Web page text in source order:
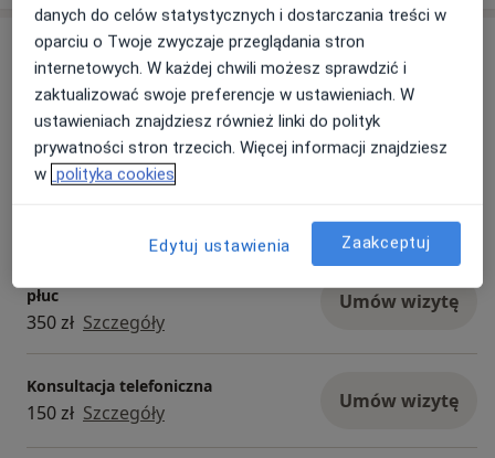
Usługi i ceny
Konsultacja lekarza rodzinnego
200 zł Szczegóły Umów wizytę
Konsultacja pediatryczna
płuc
350 zł Szczegóły
Umów wizytę
Konsultacja telefoniczna
150 zł Szczegóły Umów wizytę
danych do celów statystycznych i dostarczania treści w
oparciu o Twoje zwyczaje przeglądania stron
internetowych. W każdej chwili możesz sprawdzić i
zaktualizować swoje preferencje w ustawieniach. W
ustawieniach znajdziesz również linki do polityk
prywatności stron trzecich. Więcej informacji znajdziesz
w polityka cookies
Edytuj ustawienia Zaakceptuj